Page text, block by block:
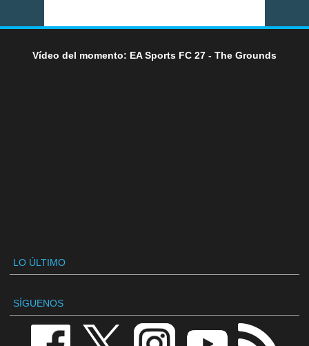
Vídeo del momento: EA Sports FC 27 - The Grounds
LO ÚLTIMO
SÍGUENOS